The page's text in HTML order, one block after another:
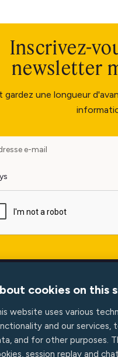
Inscrivez-
newsletter
gardez une longueur
cookies on this
website uses various
and our services,
and for other purposes.
session replay and